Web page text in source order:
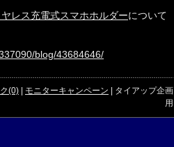
レス充電式スマホホルダーについて
blog/43684646/
(0) モニターキャンペーン | タイアップ企画
用